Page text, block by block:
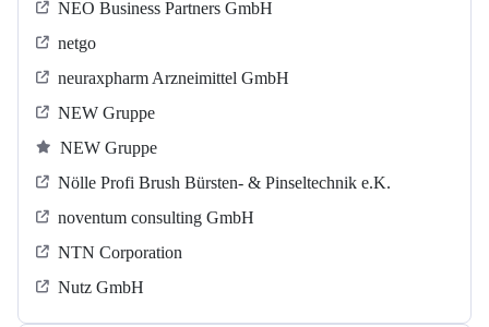
NEO Business Partners GmbH
netgo
neuraxpharm Arzneimittel GmbH
NEW Gruppe
NEW Gruppe
Nölle Profi Brush Bürsten- & Pinseltechnik e.K.
noventum consulting GmbH
NTN Corporation
Nutz GmbH